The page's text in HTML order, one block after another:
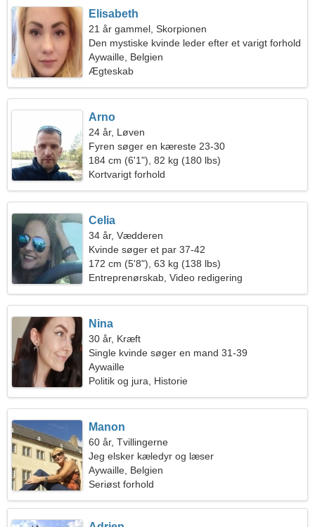
Elisabeth
21 år gammel, Skorpionen
Den mystiske kvinde leder efter et varigt forhold
Aywaille, Belgien
Ægteskab
Arno
24 år, Løven
Fyren søger en kæreste 23-30
184 cm (6'1"), 82 kg (180 lbs)
Kortvarigt forhold
Celia
34 år, Vædderen
Kvinde søger et par 37-42
172 cm (5'8"), 63 kg (138 lbs)
Entreprenørskab, Video redigering
Nina
30 år, Kræft
Single kvinde søger en mand 31-39
Aywaille
Politik og jura, Historie
Manon
60 år, Tvillingerne
Jeg elsker kæledyr og læser
Aywaille, Belgien
Seriøst forhold